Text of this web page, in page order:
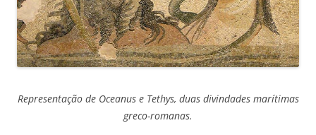
Representação de Oceanus e Tethys, duas divindades marítimas
greco-romanas.